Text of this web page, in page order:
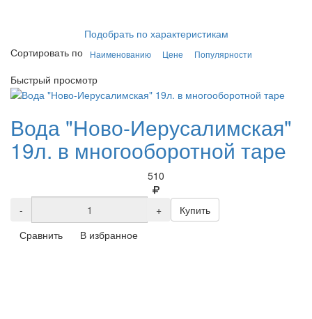
Подобрать по характеристикам
Сортировать по
Наименованию Цене Популярности
Быстрый просмотр
Вода "Ново-Иерусалимская"
19л. в многооборотной таре
510
- +
Купить
Сравнить
В избранное